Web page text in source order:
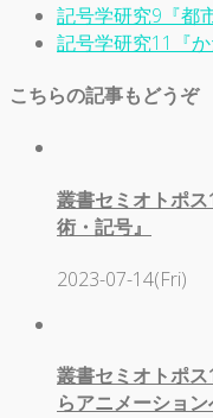
記号学研究9『都
記号学研究11『
こちらの記事もどうぞ
叢書セミオトポ
術・記号』
2023-07-14(Fri)
叢書セミオトポ
らアニメーション